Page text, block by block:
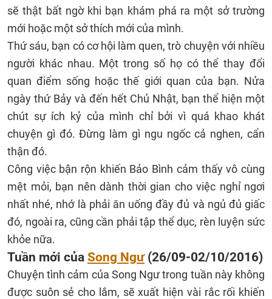
sẽ thật bất ngờ khi bạn khám phá ra một sở trường
mới hoặc một sở thích mới của mình.
Thứ sáu, bạn có cơ hội làm quen, trò chuyện với nhiều
người khác nhau. Một trong số họ có thể thay đổi
quan điểm sống hoặc thế giới quan của bạn. Nửa
ngày thứ Bảy và đến hết Chủ Nhật, bạn thể hiện một
chút sự ích kỷ của mình chỉ bởi vì quá khao khát
chuyện gì đó. Đừng làm gì ngu ngốc cả nghen, cẩn
thận đó.
Công việc bận rộn khiến Bảo Bình cảm thấy vô cùng
mệt mỏi, bạn nên dành thời gian cho việc nghỉ ngơi
nhất nhé, nhớ là phải ăn uống đầy đủ và ngủ đủ giấc
đó, ngoài ra, cũng cần phải tập thể dục, rèn luyện sức
khỏe nữa.
Tuần mới của Song Ngư(26/09-02/10/2016)
Chuyện tình cảm của Song Ngư trong tuần này không
được suôn sẻ cho lắm, sẽ xuất hiện vài rắc rối khiến